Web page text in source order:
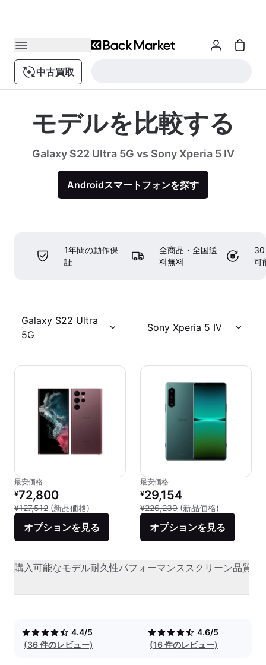
中古買取
モデルを比較する
Galaxy S22 Ultra 5G vs Sony Xperia 5 IV
Androidスマートフォンを探す
1年間の動作保
証
全商品・全国送
料無料
30
可
Galaxy S22 Ultra
5G
Sony Xperia 5 IV
最安価格
リファービッシュ品の価格：
¥72,800
¥127,512 (新品価格) 新品との比較：¥127,512
オプションを見る
最安価格
リファービッシュ品の価格：
¥29,154
¥226,230 (新品価格)
オプションを見る
購入可能なモデル耐久性パフォーマンススクリーン品質
4.4/5
(36 件のレビュー)
4.6/5
(16 件のレビュー)